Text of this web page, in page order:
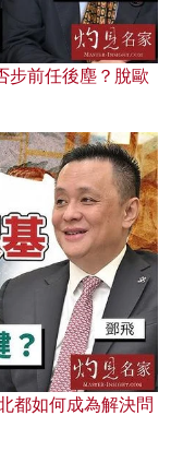
步前任後塵？脫歐
都如何成為解決問